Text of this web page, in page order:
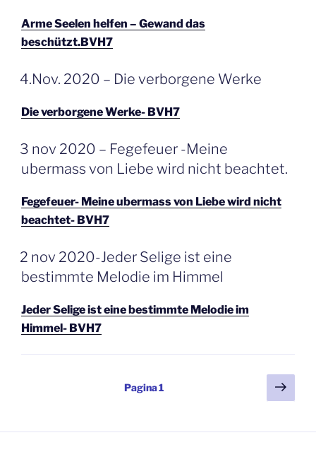
Arme Seelen helfen – Gewand das
beschützt.BVH7
GEPLAATST
OP
4.Nov. 2020 – Die verborgene Werke
Die verborgene Werke- BVH7
GEPLAATST
OP
3 nov 2020 – Fegefeuer -Meine
ubermass von Liebe wird nicht beachtet.
Fegefeuer- Meine ubermass von Liebe wird nicht
beachtet- BVH7
GEPLAATST
OP
2 nov 2020-Jeder Selige ist eine
bestimmte Melodie im Himmel
Jeder Selige ist eine bestimmte Melodie im
Himmel- BVH7
Pagina1